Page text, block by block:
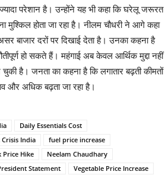
परेशान है। उन्होंने यह भी कहा कि घरेलू जरूरत
मुश्किल होता जा रहा है। नीलम चौधरी ने आगे कहा
बाजार दरों पर दिखाई देता है। उनका कहना है
हो सकते हैं। महंगाई अब केवल आर्थिक मुद्दा नहीं
है। जनता का कहना है कि लगातार बढ़ती कीमतों
और अधिक बढ़ता जा रहा है।
Daily Essentials Cost
Crisis India
fuel price increase
Price Hike
Neelam Chaudhary
Statement
Vegetable Price Increase